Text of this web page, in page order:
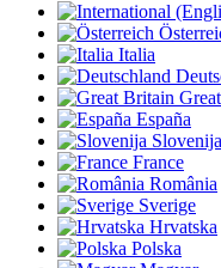
Italia
España
Slovenija
France
România
Sverige
Hrvatska
Polska